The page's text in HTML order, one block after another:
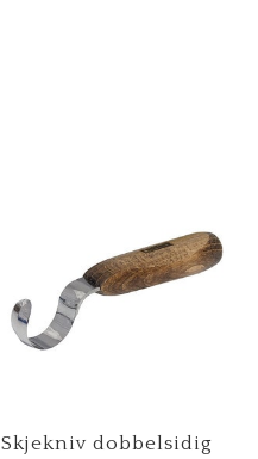
Skjekniv dobbelsidig